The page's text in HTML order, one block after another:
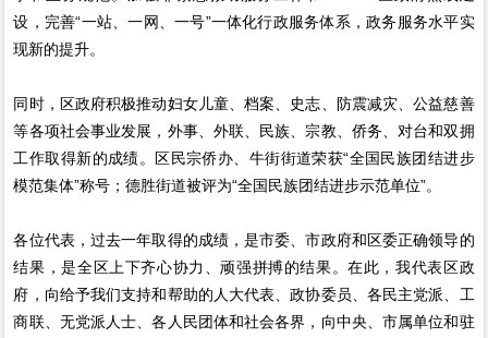
设，完善“一站、一网、一号”一体化行政服务体系，政务服务水平实
现新的提升。
同时，区政府积极推动妇女儿童、档案、史志、防震减灾、公益慈善
等各项社会事业发展，外事、外联、民族、宗教、侨务、对台和双拥
工作取得新的成绩。区民宗侨办、牛街街道荣获“全国民族团结进步
模范集体”称号；德胜街道被评为“全国民族团结进步示范单位”。
各位代表，过去一年取得的成绩，是市委、市政府和区委正确领导的
结果，是全区上下齐心协力、顽强拼搏的结果。在此，我代表区政
府，向给予我们支持和帮助的人大代表、政协委员、各民主党派、工
商联、无党派人士、各人民团体和社会各界，向中央、市属单位和驻